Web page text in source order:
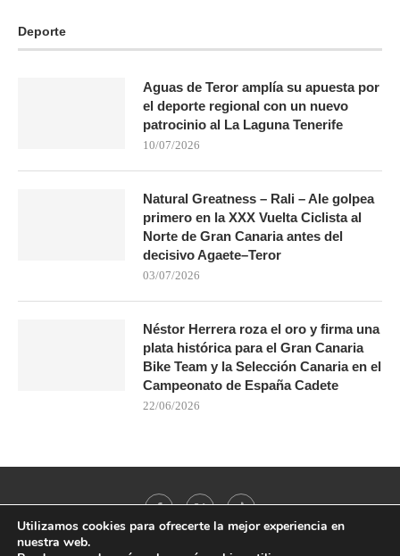
Deporte
Aguas de Teror amplía su apuesta por
el deporte regional con un nuevo
patrocinio al La Laguna Tenerife
10/07/2026
Natural Greatness – Rali – Ale golpea
primero en la XXX Vuelta Ciclista al
Norte de Gran Canaria antes del
decisivo Agaete–Teror
03/07/2026
Néstor Herrera roza el oro y firma una
plata histórica para el Gran Canaria
Bike Team y la Selección Canaria en el
Campeonato de España Cadete
22/06/2026
Utilizamos cookies para ofrecerte la mejor experiencia en
nuestra web.